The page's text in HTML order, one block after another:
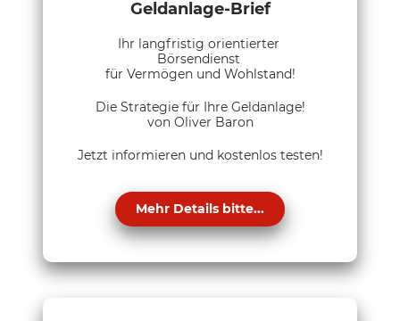
Geldanlage-Brief
Ihr langfristig orientierter
Börsendienst
für Vermögen und Wohlstand!
Die Strategie für Ihre Geldanlage!
von Oliver Baron
Jetzt informieren und kostenlos testen!
Mehr Details bitte...